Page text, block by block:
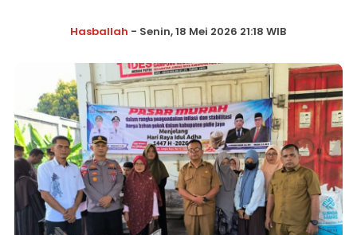
Hasballah - Senin, 18 Mei 2026 21:18 WIB